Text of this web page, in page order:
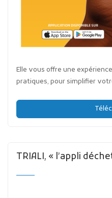
Elle vous offre une
pratiques, pour simplifier
TRIALI, « l’appli